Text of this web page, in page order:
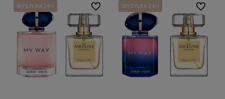
WYSYŁKA 24H
WYSYŁKA 24H
WYSYŁKA 24H Do ulubionychWYSYŁKA 24H
WYSYŁKA 24H
WYSYŁKA 24H Do